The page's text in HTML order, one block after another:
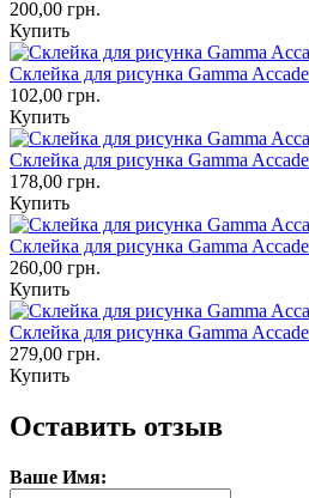
200,00 грн.
Купить
Склейка для рисунка Gamma
102,00 грн.
Купить
Склейка для рисунка Gamma
178,00 грн.
Купить
Склейка для рисунка Gamma
260,00 грн.
Купить
Склейка для рисунка Gamma
279,00 грн.
Купить
Оставить отзыв
Ваше Имя: